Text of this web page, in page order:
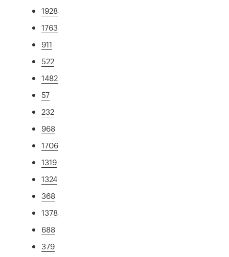
1928
1763
911
522
1482
57
232
968
1706
1319
1324
368
1378
688
379